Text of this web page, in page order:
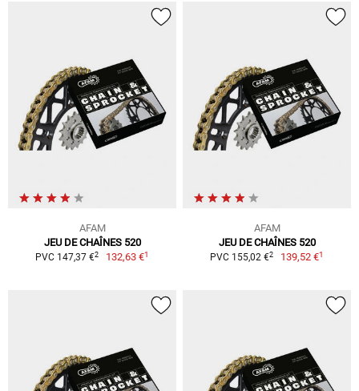
AFAM
JEU DE CHAÎNES 520
PVC 147,37 €2 132,63 €1
AFAM
JEU DE CHAÎNES 520
PVC 155,02 €2 139,52 €1